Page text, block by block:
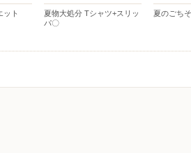
ット
夏物大処分 Tシャツ+スリッ
パ〇
夏のごち